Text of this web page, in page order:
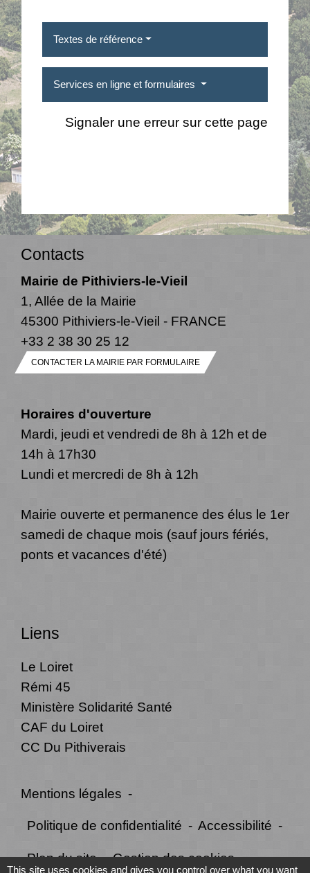
Textes de référence
Services en ligne et formulaires
Signaler une erreur sur cette page
Contacts
Mairie de Pithiviers-le-Vieil
1, Allée de la Mairie
45300 Pithiviers-le-Vieil - FRANCE
+33 2 38 30 25 12
CONTACTER LA MAIRIE PAR FORMULAIRE
Horaires d'ouverture
Mardi, jeudi et vendredi de 8h à 12h et de
14h à 17h30
Lundi et mercredi de 8h à 12h
Mairie ouverte et permanence des élus le 1er
samedi de chaque mois (sauf jours fériés,
ponts et vacances d'été)
Liens
Le Loiret
Rémi 45
Ministère Solidarité Santé
CAF du Loiret
CC Du Pithiverais
Mentions légales -
Politique de confidentialité - Accessibilité -
Plan du site - Gestion des cookies
This site uses cookies and gives you control over what you want